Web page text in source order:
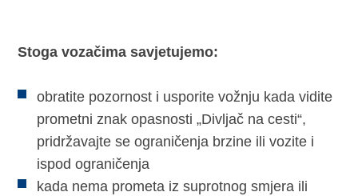
Stoga vozačima savjetujemo:
obratite pozornost i usporite vožnju kada vidite
prometni znak opasnosti „Divljač na cesti“,
pridržavajte se ograničenja brzine ili vozite i
ispod ograničenja
kada nema prometa iz suprotnog smjera ili